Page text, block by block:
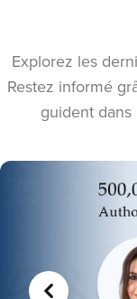
Explorez les
Restez informé
guident